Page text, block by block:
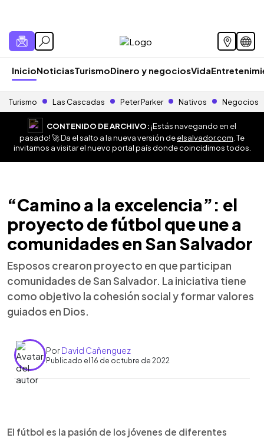
InicioNoticiasTurismoDinero y negociosVida
Turismo Las Cascadas Peter Parker Nativos Negocios
CONTENIDO DE ARCHIVO:¡Estás navegando en el
pasado! 🚀 Da el salto a la nueva versión deelsalvador.com . Te
invitamos a visitar el nuevo portal país donde coincidimos todos.
“Camino a la excelencia”: el
proyecto de fútbol que une a
comunidades en San Salvador
Esposos crearon proyecto en que participan
comunidades de San Salvador. La iniciativa tiene
como objetivo la cohesión social y formar valores
guiados en Dios.
PorDavid Cañenguez
Publicado el 16 de octubre de 2022
► Escuchar artículo
El fútbol es la pasión de los jóvenes de diferentes